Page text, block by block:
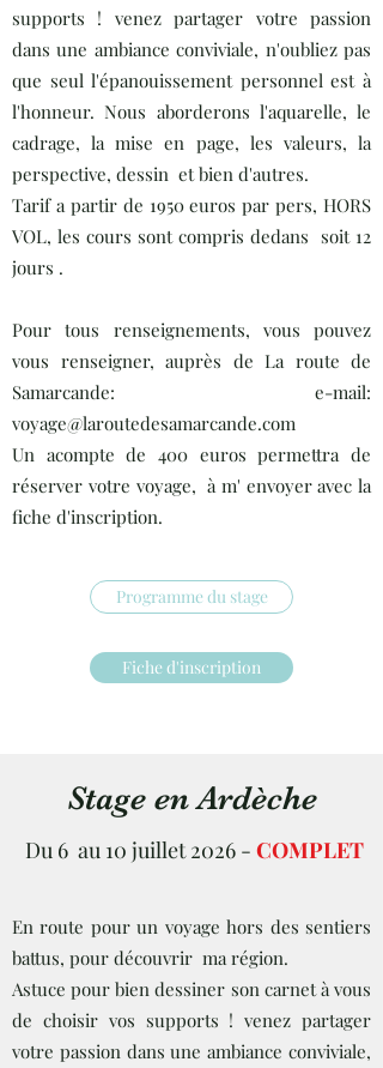
supports ! venez partager votre passion
dans une ambiance conviviale, n'oubliez pas
que seul l'épanouissement personnel est à
l'honneur. Nous aborderons l'aquarelle, le
cadrage, la mise en page, les valeurs, la
perspective, dessin et bien d'autres.
Tarif a partir de 1950 euros par pers, HORS
VOL, les cours sont compris dedans soit 12
jours .
Pour tous renseignements, vous pouvez
vous renseigner, auprès de La route de
Samarcande: e-mail:
voyage@laroutedesamarcande.com
Un acompte de 400 euros permettra de
réserver votre voyage, à m' envoyer avec la
fiche d'inscription.
Programme du stage
Fiche d'inscription
Stage en Ardèche
Du 6 au 10 juillet 2026 - COMPLET
En route pour un voyage hors des sentiers
battus, pour découvrir ma région.
Astuce pour bien dessiner son carnet à vous
de choisir vos supports ! venez partager
votre passion dans une ambiance conviviale,